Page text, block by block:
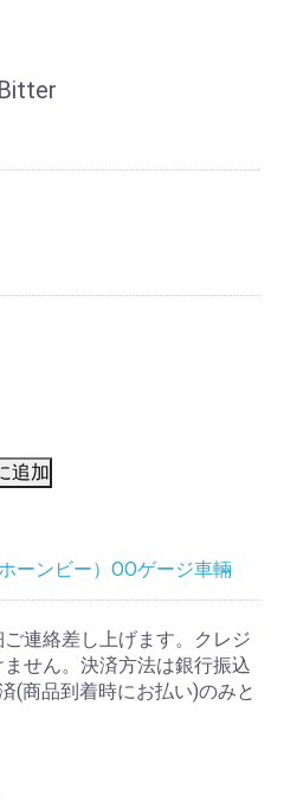
追加
ーンビー）OOゲージ車輛
連絡差し上げます。クレジ
せん。決済方法は銀行振込
(商品到着時にお払い)のみと